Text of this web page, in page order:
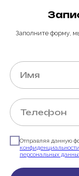
Заполните форму,
Отправляя данную
персональных